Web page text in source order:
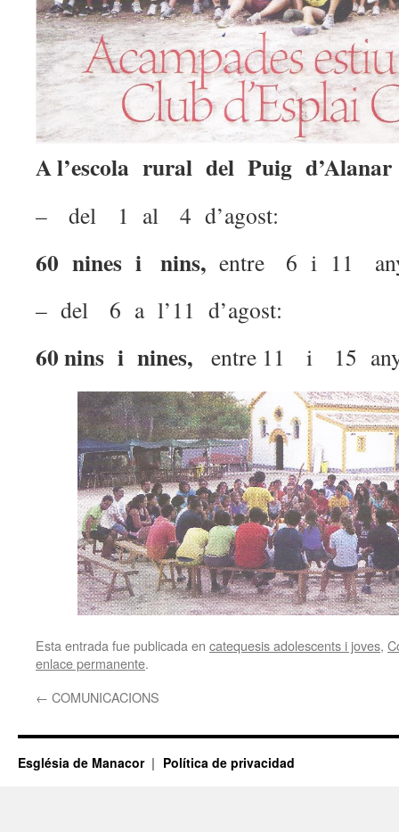
A l’escola rural del Puig d’Alanar
– del 1 al 4 d’agost:
60 nines i nins, entre 6 i 11
– del 6 a l’11 d’agost:
60 nins i nines, entre 11 i 15
Esta entrada fue publicada en catequesis adolescents i joves,
enlace permanente.
← COMUNICACIONS
Església de Manacor Política de privacidad